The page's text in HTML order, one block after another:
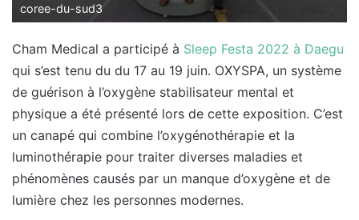
coree-du-sud3
Cham Medical a participé à Sleep Festa 2022 à Daegu
qui s’est tenu du du 17 au 19 juin. OXYSPA, un système
de guérison à l’oxygène stabilisateur mental et
physique a été présenté lors de cette exposition. C’est
un canapé qui combine l’oxygénothérapie et la
luminothérapie pour traiter diverses maladies et
phénomènes causés par un manque d’oxygène et de
lumière chez les personnes modernes.